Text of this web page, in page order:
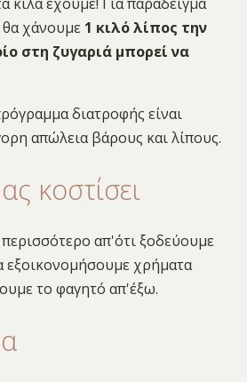
θα χάνουμε 1 κιλό λίπος την
στη ζυγαριά μπορεί να
διατροφής είναι
απώλεια βάρους και λίπους.
κοστίσει
απ'ότι ξοδεύουμε
εξοικονομήσουμε χρήματα
το φαγητό απ'έξω.